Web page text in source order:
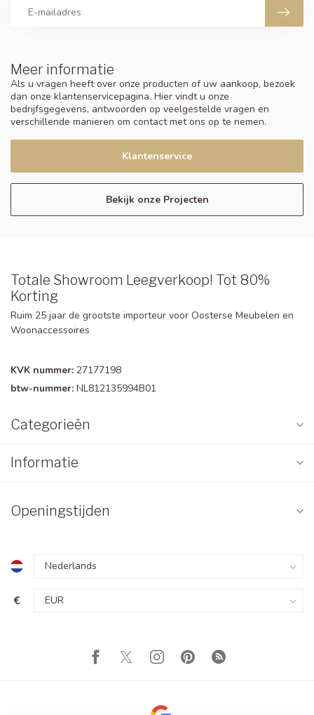
Meer informatie
Als u vragen heeft over onze producten of uw aankoop, bezoek
dan onze klantenservicepagina. Hier vindt u onze
bedrijfsgegevens, antwoorden op veelgestelde vragen en
verschillende manieren om contact met ons op te nemen.
Klantenservice
Bekijk onze Projecten
Totale Showroom Leegverkoop! Tot 80%
Korting
Ruim 25 jaar de grootste importeur voor Oosterse Meubelen en
Woonaccessoires
KVK nummer: 27177198
btw-nummer: NL812135994B01
Categorieën
Informatie
Openingstijden
€